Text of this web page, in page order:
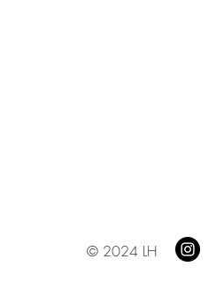
© 2024 LH